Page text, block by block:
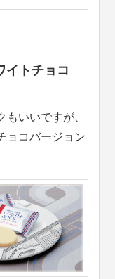
イトチョコ
いいですが、
ョコバージョン